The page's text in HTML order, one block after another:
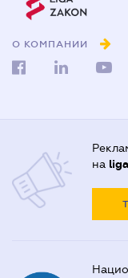
О КОМПАНИИ
на